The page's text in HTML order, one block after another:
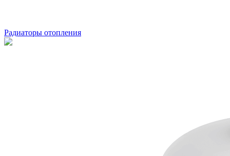
Радиаторы отопления